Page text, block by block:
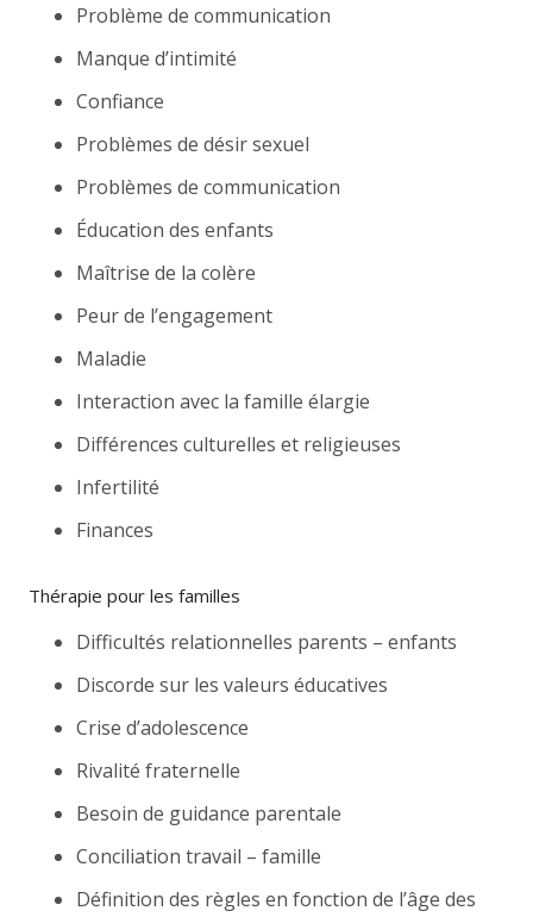
Problème de communication
Manque d’intimité
Confiance
Problèmes de désir sexuel
Problèmes de communication
Éducation des enfants
Maîtrise de la colère
Peur de l’engagement
Maladie
Interaction avec la famille élargie
Différences culturelles et religieuses
Infertilité
Finances
Thérapie pour les familles
Difficultés relationnelles parents – enfants
Discorde sur les valeurs éducatives
Crise d’adolescence
Rivalité fraternelle
Besoin de guidance parentale
Conciliation travail – famille
Définition des règles en fonction de l’âge des